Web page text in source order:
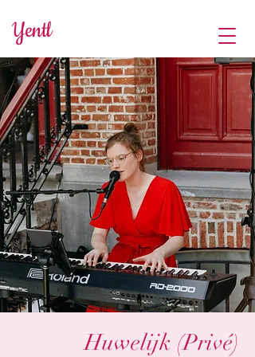
Yentl
Huwelijk (Privé)